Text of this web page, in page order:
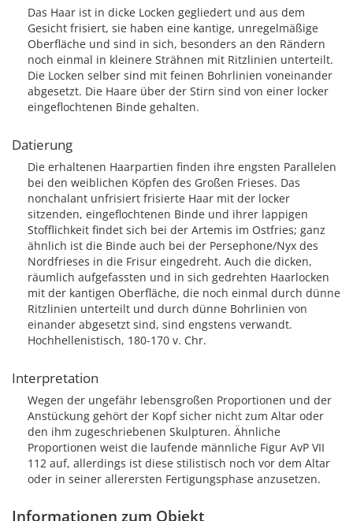
Das Haar ist in dicke Locken gegliedert und aus dem
Gesicht frisiert, sie haben eine kantige, unregelmäßige
Oberfläche und sind in sich, besonders an den Rändern
noch einmal in kleinere Strähnen mit Ritzlinien unterteilt.
Die Locken selber sind mit feinen Bohrlinien voneinander
abgesetzt. Die Haare über der Stirn sind von einer locker
eingeflochtenen Binde gehalten.
Datierung
Die erhaltenen Haarpartien finden ihre engsten Parallelen
bei den weiblichen Köpfen des Großen Frieses. Das
nonchalant unfrisiert frisierte Haar mit der locker
sitzenden, eingeflochtenen Binde und ihrer lappigen
Stofflichkeit findet sich bei der Artemis im Ostfries; ganz
ähnlich ist die Binde auch bei der Persephone/Nyx des
Nordfrieses in die Frisur eingedreht. Auch die dicken,
räumlich aufgefassten und in sich gedrehten Haarlocken
mit der kantigen Oberfläche, die noch einmal durch dünne
Ritzlinien unterteilt und durch dünne Bohrlinien von
einander abgesetzt sind, sind engstens verwandt.
Hochhellenistisch, 180-170 v. Chr.
Interpretation
Wegen der ungefähr lebensgroßen Proportionen und der
Anstückung gehört der Kopf sicher nicht zum Altar oder
den ihm zugeschriebenen Skulpturen. Ähnliche
Proportionen weist die laufende männliche Figur AvP VII
112 auf, allerdings ist diese stilistisch noch vor dem Altar
oder in seiner allerersten Fertigungsphase anzusetzen.
Informationen zum Objekt